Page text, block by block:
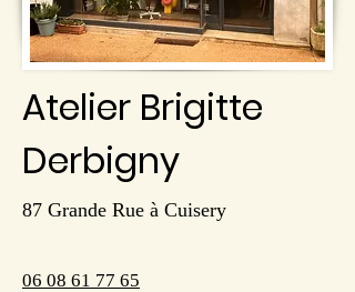
Atelier Brigitte
Derbigny
87 Grande Rue à Cuisery
06 08 61 77 65